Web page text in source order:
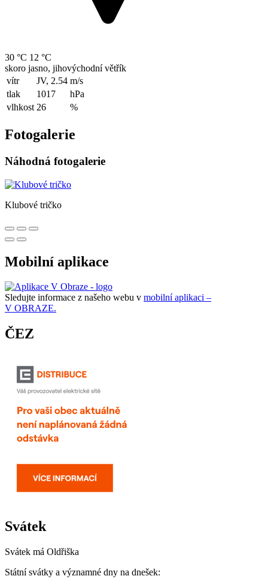
30 °C 12 °C
skoro jasno, jihovýchodní větřík
vítr
JV, 2.54 m/s
tlak
1017
hPa
vlhkost 26 %
Fotogalerie
Náhodná fotogalerie
Klubové tričko
Mobilní aplikace
Sledujte informace z našeho webu v mobilní aplikaci –
V OBRAZE.
ČEZ
Svátek
Svátek má Oldřiška
Státní svátky a významné dny na dnešek: